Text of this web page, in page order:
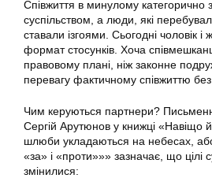
Співжиття в минулому категорично
суспільством, а люди, які
ставали ізгоями. Сьогодні чоловік і
формат стосунків. Хоча
правовому плані, ніж законне
перевагу фактичному співжиттю
Чим керуються партнери?
Сергій Арутюнов у книжці «Навіщо
шлюби укладаються на небесах,
«за» і «проти»»» зазначає, що цілі
змінилися: